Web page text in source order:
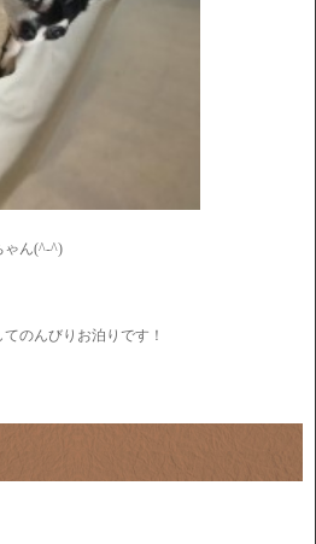
ゃん(^-^)
のんびりお泊りです！